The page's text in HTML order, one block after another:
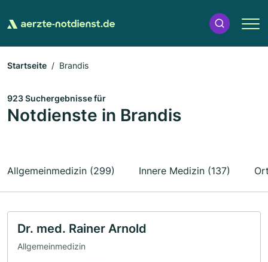
Startseite Brandis
923 Suchergebnisse für
Notdienste in Brandis
Allgemeinmedizin (299) Innere Medizin (137)
Dr. med. Rainer Arnold
Allgemeinmedizin